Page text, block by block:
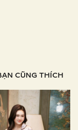
CŨNG THÍCH